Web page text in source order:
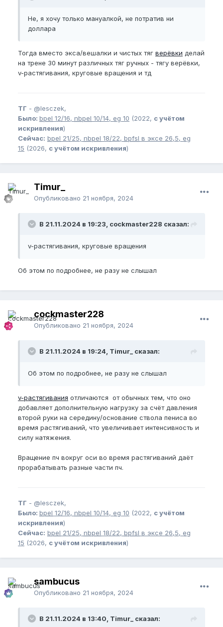
Не, я хочу только мануалкой, не потратив ни
доллара
Тогда вместо экса/вешалки и чистых тяг верёвки делай
на трене 30 минут различных тяг ручных - тягу верёвки,
v-растягивания, круговые вращения и тд
ТГ - @lesczek,
Было: bpel 12/16, nbpel 10/14, eg 10 (2022, с учётом
искривления)
Сейчас: bpel 21/25, nbpel 18/22, bpfsl в эксе 26,5, eg
15 (2026, с учётом искривления)
Timur_
Опубликовано 21 ноября, 2024
В 21.11.2024 в 19:23, cockmaster228 сказал:
v-растягивания, круговые вращения
Об этом по подробнее, не разу не слышал
cockmaster228
Опубликовано 21 ноября, 2024
В 21.11.2024 в 19:24, Timur_ сказал:
Об этом по подробнее, не разу не слышал
v-растягивания отличаются от обычных тем, что оно
добавляет дополнительную нагрузку за счёт давления
второй руки на середину/основание ствола пениса во
время растягиваний, что увеличивает интенсивность и
силу натяжения.
Вращение пч вокруг оси во время растягиваний даёт
прорабатывать разные части пч.
ТГ - @lesczek,
Было: bpel 12/16, nbpel 10/14, eg 10 (2022, с учётом
искривления)
Сейчас: bpel 21/25, nbpel 18/22, bpfsl в эксе 26,5, eg
15 (2026, с учётом искривления)
sambucus
Опубликовано 21 ноября, 2024
В 21.11.2024 в 13:40, Timur_ сказал: